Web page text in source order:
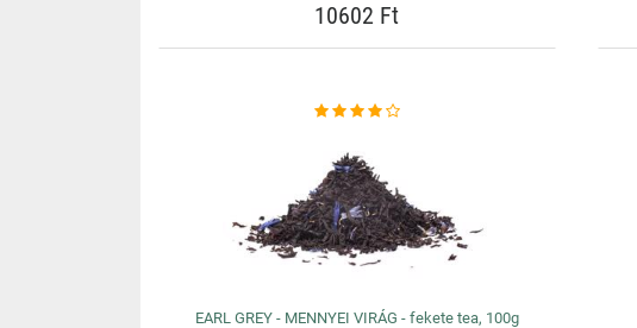
10602 Ft
EARL GREY - MENNYEI VIRÁG - fekete tea, 100g